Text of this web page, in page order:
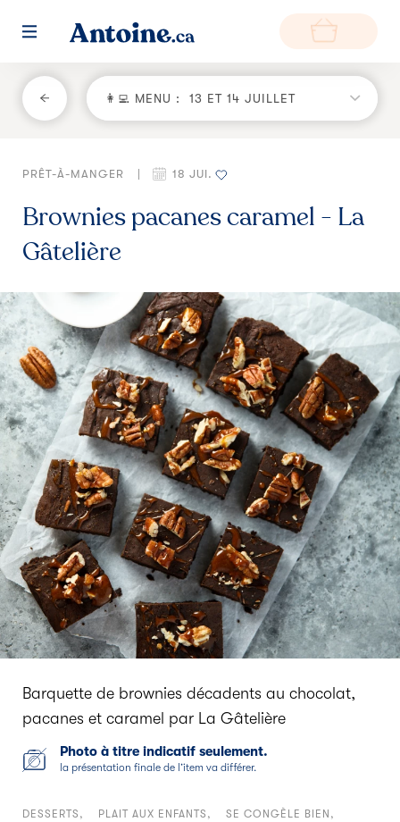
RETOUR
Fonctionnement
Environnement
Producteurs
Zone de livraison
👩‍💻 MENU : 13 ET 14 JUILLET
PRÊT-À-MANGER 18 JUI.
Brownies pacanes caramel - La
Gâtelière
Barquette de brownies décadents au chocolat,
pacanes et caramel par La Gâtelière
Photo à titre indicatif seulement.
la présentation finale de l’item va différer.
DESSERTS PLAIT AUX ENFANTS SE CONGÈLE BIEN